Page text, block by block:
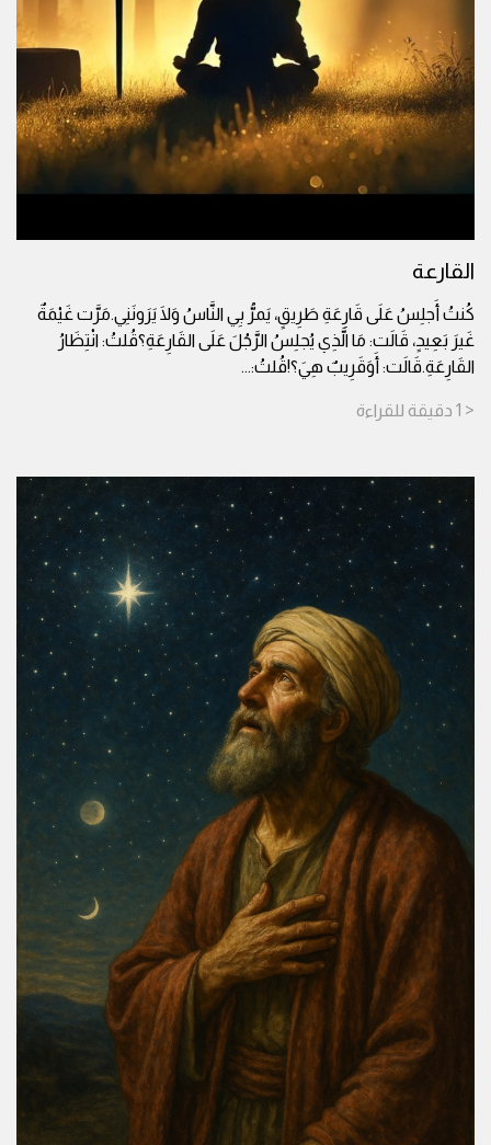
القارعة
كُنتُ أَجلِسُ عَلَى قَارِعَةِ طَرِيقٍ، يَمرُّ بِي النَّاسُ وَلَا يَرَونَنِي.مَرَّت غَيْمَةٌ
غَيرَ بَعِيدٍ، قَالَت: مَا الَّذِي يُجلِسُ الرَّجُلَ عَلَى القَارِعَةِ؟قُلتُ: انْتِظَارُ
القَارِعَةِ.قَالَت: أَوَقَرِيبٌ هِيَ؟!قُلتُ:...
< 1 دقيقة للقراءة